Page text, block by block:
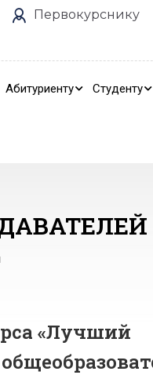
Первокурснику
Абитуриенту Студенту
«Лучший